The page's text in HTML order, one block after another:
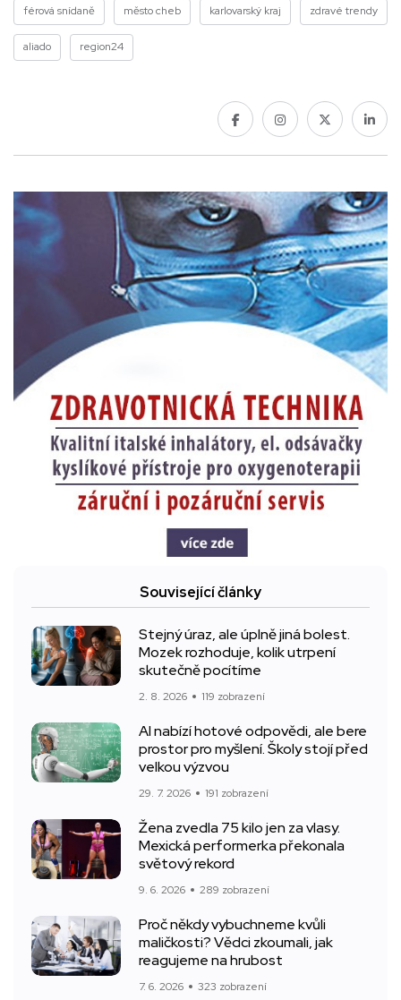
férová snídaně město cheb karlovarský kraj zdravé trendy
aliado region24
Související články
Stejný úraz, ale úplně jiná bolest.
Mozek rozhoduje, kolik utrpení
skutečně pocítíme
2. 8. 2026 119 zobrazení
AI nabízí hotové odpovědi, ale bere
prostor pro myšlení. Školy stojí před
velkou výzvou
29. 7. 2026 191 zobrazení
Žena zvedla 75 kilo jen za vlasy.
Mexická performerka překonala
světový rekord
9. 6. 2026 289 zobrazení
Proč někdy vybuchneme kvůli
maličkosti? Vědci zkoumali, jak
reagujeme na hrubost
7. 6. 2026 323 zobrazení